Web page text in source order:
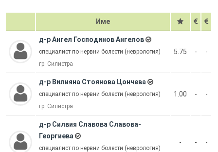
Име
д-р Ангел Господинов Ангелов
специалист по нервни болести (неврология)
гр. Силистра
5.75 - -
д-р Вилияна Стоянова Цончева
специалист по нервни болести (неврология)
гр. Силистра
1.00 - -
д-р Силвия Славова Славова-
Георгиева
специалист по нервни болести (неврология)
- - -